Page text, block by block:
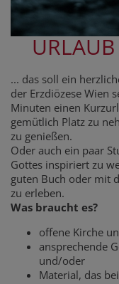
... das soll ein
der Erzdiözese Wien
Minuten einen
gemütlich Platz zu
zu genießen.
Oder auch ein paar
Gottes inspiriert zu
guten Buch oder mit
zu erleben.
Was braucht es?
offene Kirche
ansprechende
und/oder
Material, das